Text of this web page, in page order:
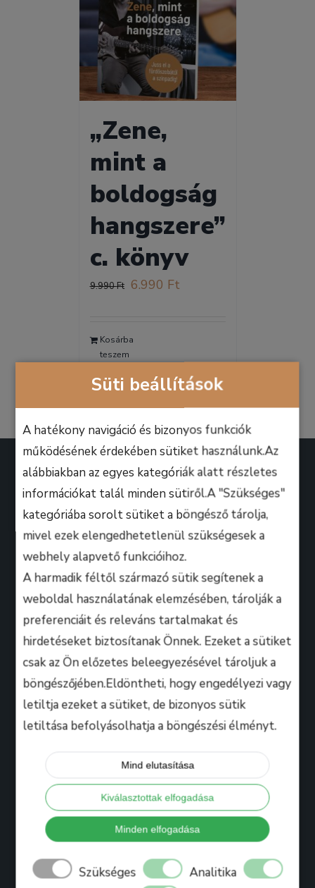
Süti beállítások
A hatékony navigáció és bizonyos funkciók
működésének érdekében sütiket használunk.Az
alábbiakban az egyes kategóriák alatt részletes
információkat talál minden sütiről.A "Szükséges"
kategóriába sorolt sütiket a böngésző tárolja,
mivel ezek elengedhetetlenül szükségesek a
webhely alapvető funkcióihoz.
A harmadik féltől származó sütik segítenek a
weboldal használatának elemzésében, tárolják a
preferenciáit és releváns tartalmakat és
hirdetéseket biztosítanak Önnek. Ezeket a sütiket
csak az Ön előzetes beleegyezésével tároljuk a
böngészőjében.Eldöntheti, hogy engedélyezi vagy
letiltja ezeket a sütiket, de bizonyos sütik
letiltása befolyásolhatja a böngészési élményt.
Mind elutasítása
Kiválasztottak elfogadása
Minden elfogadása
Szükséges
Analitika
„Zene,
mint a
boldogság
hangszere”
c. könyv
9.990Ft Original
9.990 Ft.
6.990 FtCurrent
Kosárba
teszem
A B.M. Music School magasan képzett zenész-
oktatói úgy döntöttek, hogy ezen a platformon
keresztül professzionális keretek között, mindenki
számára lehetőséget biztosítanak arra, hogy
kihozza magából a maximumot, amire csak zeneileg
vágyhat!
Hasznos
Tanáraink
Bihari Mártonról
Referenciák
Ajándékkártya
Blog